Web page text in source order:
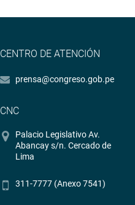
CENTRO DE ATENCIÓN
prensa@congreso.gob.pe
CNC
Palacio Legislativo Av.
Abancay s/n. Cercado de
Lima
311-7777 (Anexo 7541)